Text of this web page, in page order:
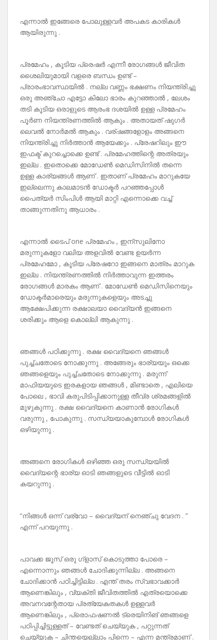
എന്നാൽ ഇങ്ങേരെ പോലുള്ളവർ അപകട കാരികൾ
ആയിരുന്നു .
പ്രമേഹം , കൂടിയ പ്രെഷർ എന്നീ രോഗങ്ങൾ ജീവിത
ശൈലിയുമായി വളരെ ബന്ധം ഉണ്ട് –
പ്രാരംഭാവസ്ഥയിൽ . നല്ല വണ്ണം ഭക്ഷണം നിയന്ത്രിച്ചു
ഒരു അഞ്ചോ എട്ടോ കിലോ ഭാരം കുറഞ്ഞാൽ , ലേശം
തടി കൂടിയ ഒരാളുടെ ആരംഭ ദശയിൽ ഉള്ള പ്രമേഹം
പൂർണ നിയന്ത്രണത്തിൽ ആകും . അതായത് ഷുഗർ
ലെവൽ നോർമൽ ആകും . വര്ഷങ്ങളോളം അങ്ങനെ
നിയന്ത്രിച്ചു നിർത്താൻ ആയേക്കും . പ്രേഷറിലും ഈ
ഇഫക്ട് കുറച്ചൊക്കെ ഉണ്ട് . പ്രമേഹത്തിന്റെ അത്രയും
ഇല്ല . ഇതൊക്കെ മോഡേൺ മെഡിസിനിൽ തന്നെ
ഉള്ള കാര്യങ്ങൾ ആണ് . ഇതാണ് പ്രമേഹം മാറുകയേ
ഇല്ലെന്നു കാലമാടൻ ഡോക്ടർ പറഞ്ഞപ്പോൾ
പൈത്യർ സിംപിൾ ആയി മാറ്റി എന്നൊക്കെ വച്ച്
താങ്ങുന്നതിനു ആധാരം .
എന്നാൽ ടൈപ് one പ്രമേഹം , ഇന്സുലിനോ
മരുന്നുകളോ വലിയ അളവിൽ വേണ്ട ഉയർന്ന
പ്രമേഹമോ , കൂടിയ പ്രേഷറോ ഇങ്ങനെ മാത്രം മാറുക
ഇല്ല . നിയന്ത്രണത്തിൽ നിർത്താവുന്ന ഇത്തരം
രോഗങ്ങൾ മാരകം ആണ് . മോഡേൺ മെഡിസിനെയും
ഡോക്ടർമാരെയും മരുന്നുകളെയും അടച്ചു
ആക്ഷേപിക്കുന്ന രക്ഷാലയാ വൈദ്യൻ ഇങ്ങനെ
ശരിക്കും ആളെ കൊല്ലി ആകുന്നു .
ഞങ്ങൾ പഠിക്കുന്നു . രക്ഷ വൈദ്യനെ ഞങ്ങൾ
പുച്ച്ചതോടെ നോക്കുന്നു . അങ്ങേരും ഭാര്യയും ഒക്കെ
ഞങ്ങളെയും പുച്ച്ചതോടെ നോക്കുന്നു . മരുന്ന്
മാഫിയയുടെ ഇരകളായ ഞങ്ങൾ , മിണ്ടാതെ , എലിയെ
പോലെ , ഭാവി കരുപിടിപ്പിക്കാനുള്ള തീവ്ര ശ്രമങ്ങളിൽ
മുഴുകുന്നു . രക്ഷ വൈദ്യനെ കാണാൻ രോഗികൾ
വരുന്നു , പോകുന്നു . സന്ധ്യയാകുമ്പോൾ രോഗികൾ
ഒഴിയുന്നു .
അങ്ങനെ രോഗികൾ ഒഴിഞ്ഞ ഒരു സന്ധ്യയിൽ
വൈദ്യന്റെ ഭാര്യ ഓടി ഞങ്ങളുടെ വീട്ടിൽ ഓടി
കയറുന്നു .
“നിങ്ങൾ ഒന്ന് വര്വോ – വൈദ്യന് നെഞ്ചു വേദന . ”
എന്ന് പറയുന്നു .
പാവക്ക ജൂസ് ഒരു ഗ്ളാസ് കൊടുത്താ പോരെ –
എന്നൊന്നും ഞങ്ങൾ ചോദിക്കുന്നില്ല . അങ്ങനെ
ചോദിക്കാൻ പഠിച്ചിട്ടില്ല . എന്ത് തരം സ്വഭാവക്കാർ
ആണെങ്കിലും , വ്യക്തി ജീവിതത്തിൽ എത്രയൊക്കെ
അവനവന്റേതായ പ്രത്യേകതകൾ ഉള്ളവർ
ആണെങ്കിലും , പ്രൊഫഷണൽ ട്രെയിനിങ് ഞങ്ങളെ
പഠിപ്പിച്ചിട്ടുള്ളത് – വേണ്ടത് ചെയ്യുക , പറ്റുന്നത്
ചെയ്യുക – ചിന്തയെല്ലാം പിന്നെ – എന്ന മന്ത്രമാണ് .